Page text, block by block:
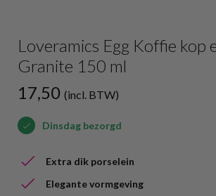
Loveramics Egg Koffie kop
Granite 150 ml
17,50 (incl. BTW)
Dinsdag bezorgd
Extra dik porselein
Elegante vormgeving